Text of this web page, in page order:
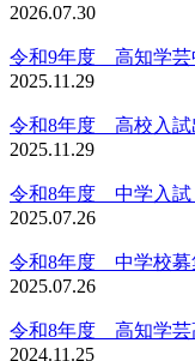
2026.07.30
令和9年度 高知学芸
2025.11.29
令和8年度 高校入試
2025.11.29
令和8年度 中学入試
2025.07.26
令和8年度 中学校募
2025.07.26
令和8年度 高知学芸
2024.11.25